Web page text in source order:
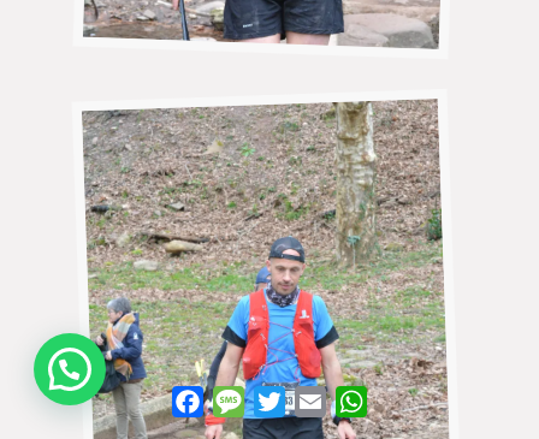
FacebookMessageTwitterEmail WhatsApp
WhatsApp